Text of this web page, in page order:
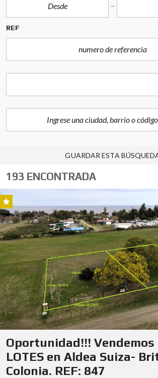
REF
GUARDAR ESTA
193 ENCONTRADA
Oportunidad!!! Vendemos
LOTES en Aldea Suiza-
Colonia. REF: 847